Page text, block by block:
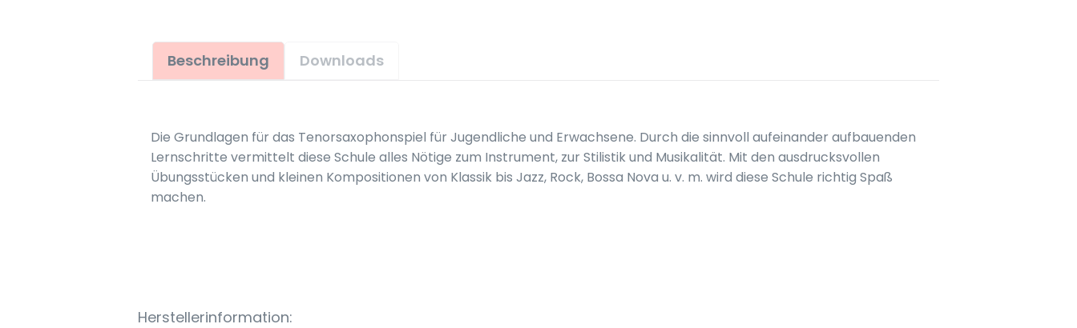
Beschreibung Downloads
Die Grundlagen für das Tenorsaxophonspiel für Jugendliche und Erwachsene. Durch die sinnvoll aufeinander aufbauenden
Lernschritte vermittelt diese Schule alles Nötige zum Instrument, zur Stilistik und Musikalität. Mit den ausdrucksvollen
Übungsstücken und kleinen Kompositionen von Klassik bis Jazz, Rock, Bossa Nova u. v. m. wird diese Schule richtig Spaß
machen.
Herstellerinformation: